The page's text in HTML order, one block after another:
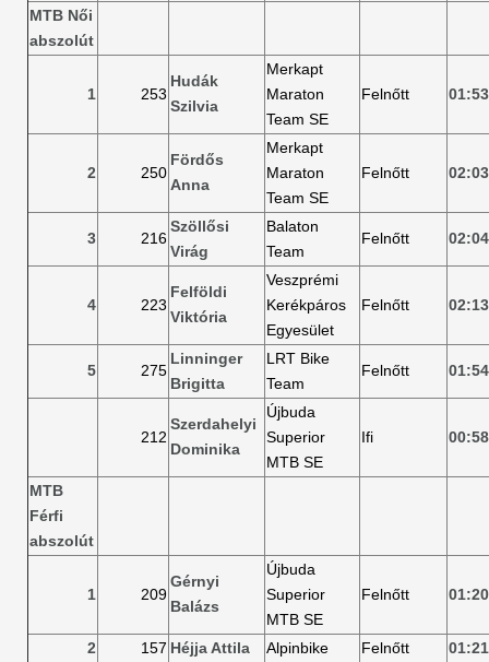
MTB Női
abszolút
1 253
Hudák
Szilvia
Merkapt
Maraton
Team SE
Felnőtt
2 250
Fördős
Anna
Merkapt
Maraton
Team SE
Felnőtt
3 216
Szöllősi
Virág
Balaton
Team
Felnőtt
4 223
Felföldi
Viktória
Veszprémi
Kerékpáros
Egyesület
Felnőtt
5 275
Linninger
Brigitta
LRT Bike
Team
Felnőtt
212
Szerdahelyi
Dominika
Újbuda
Superior
MTB SE
Ifi
MTB
Férfi
abszolút
1 209
Gérnyi
Balázs
Újbuda
Superior
MTB SE
Felnőtt
2 157 Héjja Attila Alpinbike Felnőtt